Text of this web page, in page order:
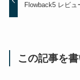
Flowback5 レビュ
この記事を